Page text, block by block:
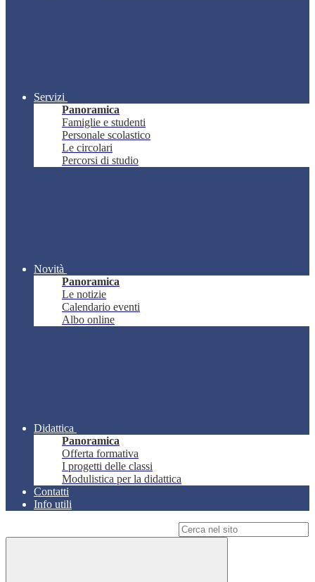
Servizi
Panoramica
Famiglie e studenti
Personale scolastico
Le circolari
Percorsi di studio
Novità
Panoramica
Le notizie
Calendario eventi
Albo online
Didattica
Panoramica
Offerta formativa
I progetti delle classi
Modulistica per la didattica
Contatti
Info utili